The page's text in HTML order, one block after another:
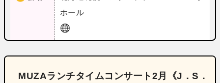
ホール
MUZAランチタイムコンサート2月《J．S．